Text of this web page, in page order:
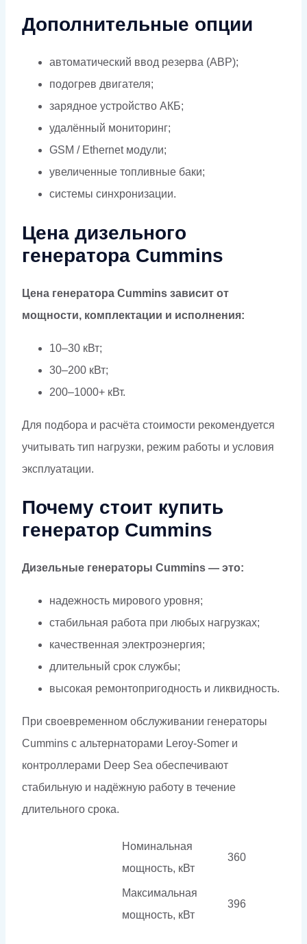
Дополнительные опции
автоматический ввод резерва (АВР);
подогрев двигателя;
зарядное устройство АКБ;
удалённый мониторинг;
GSM / Ethernet модули;
увеличенные топливные баки;
системы синхронизации.
Цена дизельного
генератора Cummins
Цена генератора Cummins зависит от
мощности, комплектации и исполнения:
10–30 кВт;
30–200 кВт;
200–1000+ кВт.
Для подбора и расчёта стоимости рекомендуется
учитывать тип нагрузки, режим работы и условия
эксплуатации.
Почему стоит купить
генератор Cummins
Дизельные генераторы Cummins — это:
надежность мирового уровня;
стабильная работа при любых нагрузках;
качественная электроэнергия;
длительный срок службы;
высокая ремонтопригодность и ликвидность.
При своевременном обслуживании генераторы
Cummins с альтернаторами Leroy-Somer и
контроллерами Deep Sea обеспечивают
стабильную и надёжную работу в течение
длительного срока.
Номинальная
мощность, кВт
360
Максимальная
мощность, кВт
396